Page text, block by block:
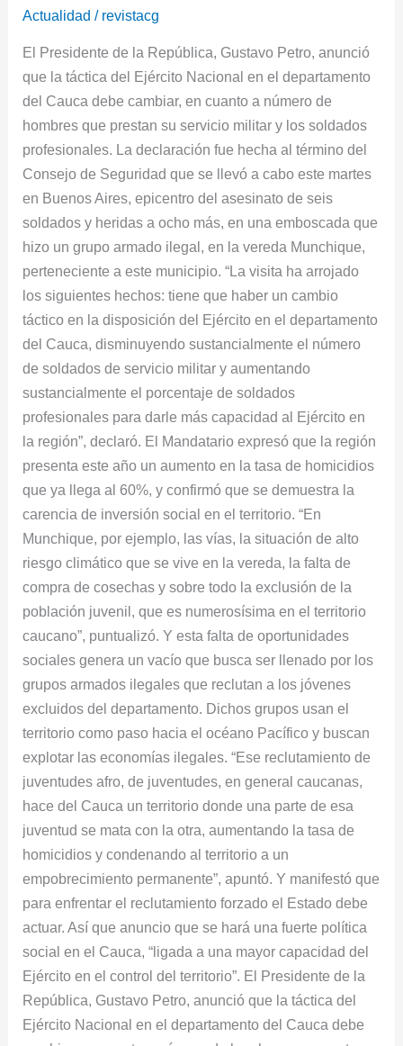
Actualidad / revistacg
El Presidente de la República, Gustavo Petro, anunció
que la táctica del Ejército Nacional en el departamento
del Cauca debe cambiar, en cuanto a número de
hombres que prestan su servicio militar y los soldados
profesionales. La declaración fue hecha al término del
Consejo de Seguridad que se llevó a cabo este martes
en Buenos Aires, epicentro del asesinato de seis
soldados y heridas a ocho más, en una emboscada que
hizo un grupo armado ilegal, en la vereda Munchique,
perteneciente a este municipio. “La visita ha arrojado
los siguientes hechos: tiene que haber un cambio
táctico en la disposición del Ejército en el departamento
del Cauca, disminuyendo sustancialmente el número
de soldados de servicio militar y aumentando
sustancialmente el porcentaje de soldados
profesionales para darle más capacidad al Ejército en
la región”, declaró. El Mandatario expresó que la región
presenta este año un aumento en la tasa de homicidios
que ya llega al 60%, y confirmó que se demuestra la
carencia de inversión social en el territorio. “En
Munchique, por ejemplo, las vías, la situación de alto
riesgo climático que se vive en la vereda, la falta de
compra de cosechas y sobre todo la exclusión de la
población juvenil, que es numerosísima en el territorio
caucano”, puntualizó. Y esta falta de oportunidades
sociales genera un vacío que busca ser llenado por los
grupos armados ilegales que reclutan a los jóvenes
excluidos del departamento. Dichos grupos usan el
territorio como paso hacia el océano Pacífico y buscan
explotar las economías ilegales. “Ese reclutamiento de
juventudes afro, de juventudes, en general caucanas,
hace del Cauca un territorio donde una parte de esa
juventud se mata con la otra, aumentando la tasa de
homicidios y condenando al territorio a un
empobrecimiento permanente”, apuntó. Y manifestó que
para enfrentar el reclutamiento forzado el Estado debe
actuar. Así que anuncio que se hará una fuerte política
social en el Cauca, “ligada a una mayor capacidad del
Ejército en el control del territorio”. El Presidente de la
República, Gustavo Petro, anunció que la táctica del
Ejército Nacional en el departamento del Cauca debe
Cauca